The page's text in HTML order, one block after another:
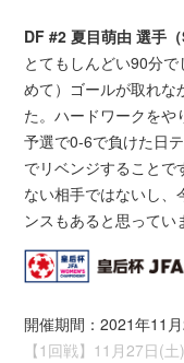
DF #2 夏目萌由 選手
とてもしんどい90分
めて）ゴールが取れな
た。ハードワークを
予選で0-6で負けた日
でリベンジすることで
ない相手ではないし、
ンスもあると思ってい
開催期間：2021年11
【1回戦】11月27日(